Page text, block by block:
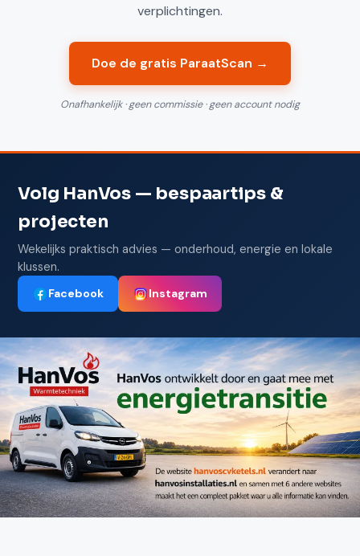
verplichtingen.
Doe de gratis ParaatScan →
Onafhankelijk · geen commissie · geen account nodig
Volg HanVos — bespaartips &
projecten
Wekelijks praktisch advies — onderhoud, energie en lokale
klussen.
Facebook Instagram